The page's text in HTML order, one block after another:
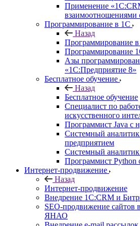
Применение
взаимоотношениями
Программирование в 1С
Назад
Программирование
Программирование
Азы
«1С:Предприятие 8»
Бесплатное обучение
Назад
Бесплатное обучение
Специалист по
искусственного
Программист Java с
Системный
предприятием
Системный аналитик
Программист Python
Интернет-продвижение
Назад
Интернет-продвижение
Внедрение 1C:CRM и
SEO-продвижение
ЯНАО